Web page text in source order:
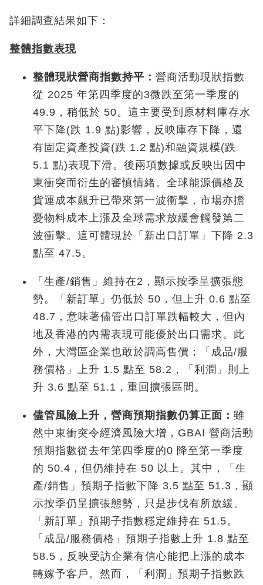
詳細調查結果如下：
整體指數表現
整體現狀營商指數持平： 營商活動現狀指數
從 2025 年第四季度的3微跌至第一季度的
49.9，稍低於 50。這主要受到原材料庫存水
平下降(跌 1.9 點)影響，反映庫存下降，還
有固定資產投資(跌 1.2 點)和融資規模(跌
5.1 點)表現下滑。後兩項數據或反映出因中
東衝突而衍生的審慎情緒。全球能源價格及
貨運成本飆升已帶來第一波衝擊，市場亦擔
憂物料成本上漲及全球需求放緩會觸發第二
波衝擊。這可體現於「新出口訂單」下降 2.3
點至 47.5。
「生產/銷售」維持在2，顯示按季呈擴張態
勢。「新訂單」仍低於 50，但上升 0.6 點至
48.7，意味著儘管出口訂單跌幅較大，但內
地及香港的內需表現可能優於出口需求。此
外，大灣區企業也敢於調高售價；「成品/服
務價格」上升 1.5 點至 58.2，「利潤」則上
升 3.6 點至 51.1，重回擴張區間。
儘管風險上升，營商預期指數仍算正面： 雖
然中東衝突令經濟風險大增，GBAI 營商活動
預期指數從去年第四季度的0 降至第一季度
的 50.4，但仍維持在 50 以上。其中，「生
產/銷售」預期子指數下降 3.5 點至 51.3，顯
示按季仍呈擴張態勢，只是步伐有所放緩。
「新訂單」預期子指數穩定維持在 51.5。
「成品/服務價格」預期子指數上升 1.8 點至
58.5，反映受訪企業有信心能把上漲的成本
轉嫁予客戶。然而，「利潤」預期子指數跌